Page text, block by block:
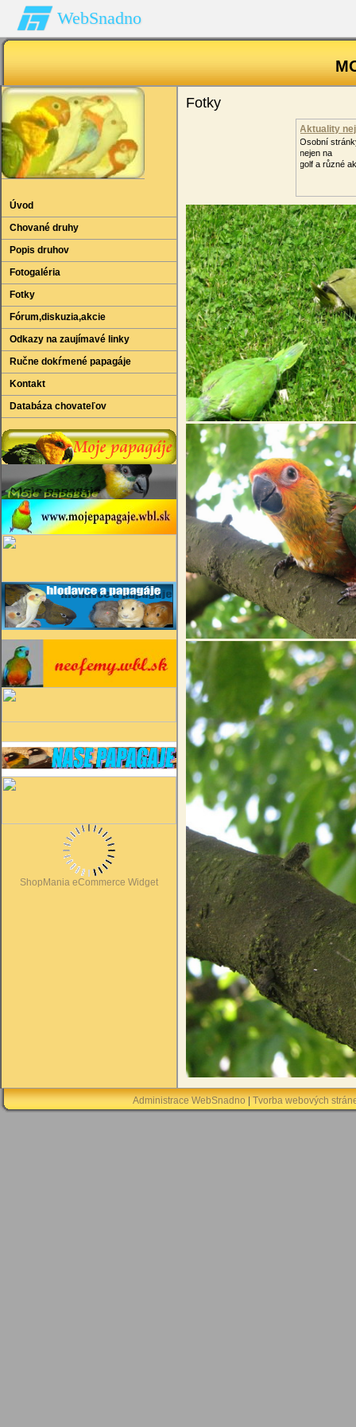
WebSnadno
Úvod
Chované druhy
Popis druhov
Fotogaléria
Fotky
Fórum‚diskuzia‚akcie
Odkazy na zaujímavé linky
Ručne dokŕmené papagáje
Kontakt
Databáza chovateľov
ShopMania eCommerce Widget
Fotky
Aktuality
Osobní
nejen na
golf a různé
Administrace WebSnadno |Tvorba webových